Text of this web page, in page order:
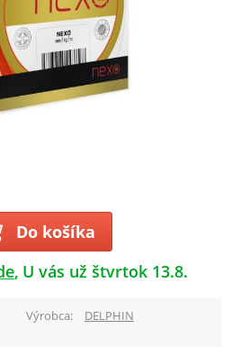
Do košíka
U vás už štvrtok 13.8.
Výrobca
DELPHIN